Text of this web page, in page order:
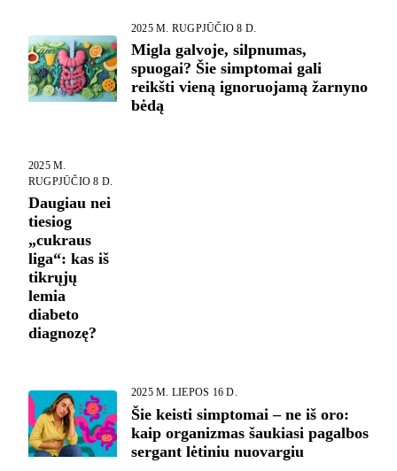
2025 M. RUGPJŪČIO 8 D.
Migla galvoje, silpnumas,
spuogai? Šie simptomai gali
reikšti vieną ignoruojamą žarnyno
bėdą
2025 M.
RUGPJŪČIO 8 D.
Daugiau nei
tiesiog
„cukraus
liga“: kas iš
tikrųjų
lemia
diabeto
diagnozę?
2025 M. LIEPOS 16 D.
Šie keisti simptomai – ne iš oro:
kaip organizmas šaukiasi pagalbos
sergant lėtiniu nuovargiu